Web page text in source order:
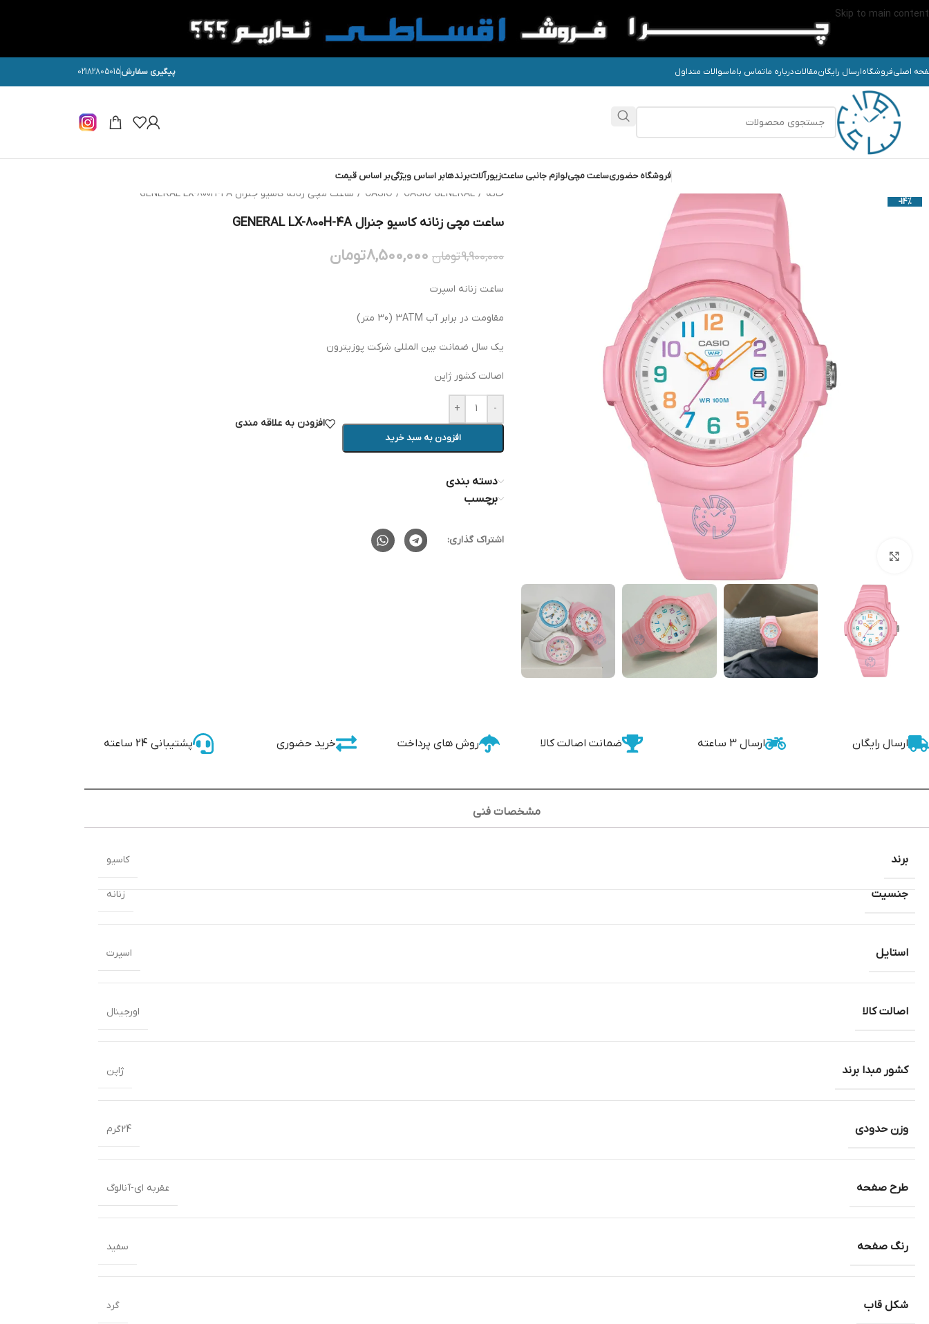
Skip to main content
اصلیفروشگاهارسال رایگانمقالاتدرباره ماتماس باماسوالات متداول پیگیری سفارش02182805015
فروشگاه حضوریساعت مچیلوازم جانبی ساعتزیورآلاتبرندهابر اساس ویژگیبر اساس قیمت
-14%
خانه /
CASIO / CASIO GENERAL
/ ساعت مچی زنانه کاسیو جنرال GENERAL LX-800H-4A
ساعت مچی زنانه کاسیو جنرال GENERAL LX-800H-4A
9,900,000تومان 8,500,000تومان
ساعت زنانه اسپرت
مقاومت در برابر آب 3ATM (30 متر)
یک سال ضمانت بین المللی شرکت پوزیترون
اصالت کشور ژاپن
-
+
افزودن به سبد خرید
افزودن به علاقه مندی
دسته بندی
برچسب
اشتراک گذاری:
ارسال رایگان ارسال 3 ساعته ضمانت اصالت کالا روش های پرداخت خرید حضوری پشتیبانی 24 ساعته
مشخصات فنی
جنسیت زنانه
استایل اسپرت
اصالت کالا اورجینال
کشور مبدا برند ژاپن
وزن حدودی 24گرم
طرح صفحه عقربه ای-آنالوگ
رنگ صفحه سفید
شکل قاب گرد
برند کاسیو